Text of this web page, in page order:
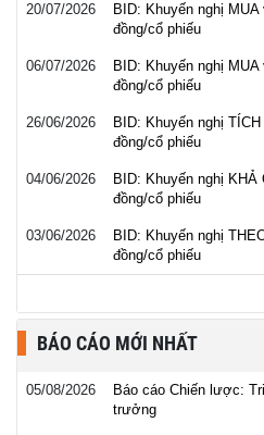
20/07/2026
BID: Khuyến nghị
đồng/cổ phiếu
06/07/2026
BID: Khuyến nghị
đồng/cổ phiếu
26/06/2026
BID: Khuyến nghị
đồng/cổ phiếu
04/06/2026
BID: Khuyến nghị
đồng/cổ phiếu
03/06/2026
BID: Khuyến nghị
đồng/cổ phiếu
BÁO CÁO MỚI NHẤT
05/08/2026
Báo cáo Chiến lược:
trưởng